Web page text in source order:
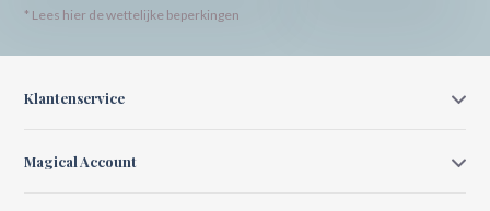
* Lees hier de wettelijke beperkingen
Klantenservice
Magical Account